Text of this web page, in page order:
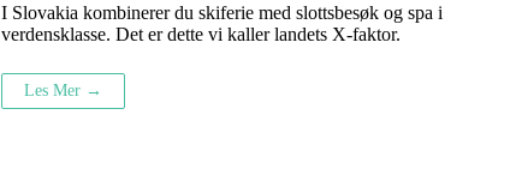
I Slovakia kombinerer du skiferie med slottsbesøk og spa i
verdensklasse. Det er dette vi kaller landets X-faktor.
Les Mer